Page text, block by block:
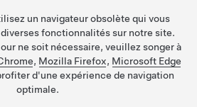
un navigateur obsolète qui vous
fonctionnalités sur notre site.
ne soit nécessaire, veuillez songer à
, Mozilla Firefox, Microsoft Edge
d'une expérience de navigation
optimale.